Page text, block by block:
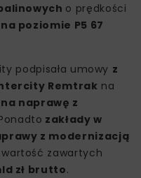
o prędkości
poziomie P5 67
podpisała umowy z
Remtrak na
naprawę z
zakłady w
z modernizacją
wartość zawartych
zł brutto.